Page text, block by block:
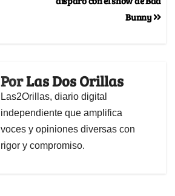
Bunny
PorLas Dos Orillas
Las2Orillas, diario digital
independiente que amplifica
voces y opiniones diversas con
rigor y compromiso.